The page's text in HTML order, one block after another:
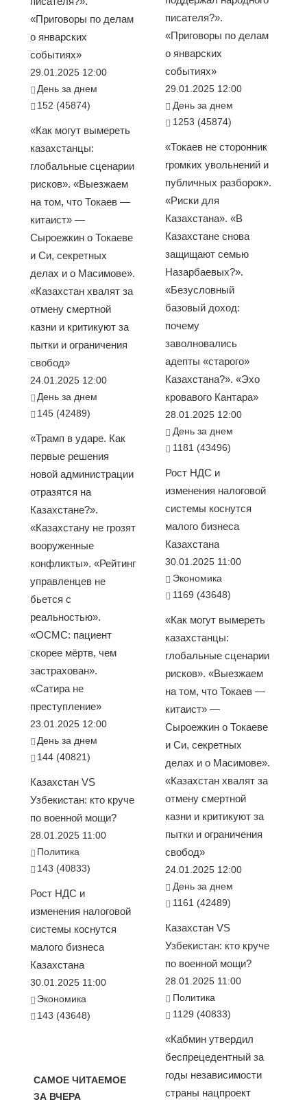
«Приговоры по делам
о январских
событиях»
29.01.2025 12:00
День за днем
152 (45874)
«Как могут вымереть
казахстанцы:
глобальные сценарии
рисков». «Выезжаем
на том, что Токаев —
китаист» —
Сыроежкин о Токаеве
и Си, секретных
делах и о Масимове».
«Казахстан хвалят за
отмену смертной
казни и критикуют за
пытки и ограничения
свобод»
24.01.2025 12:00
День за днем
145 (42489)
«Трамп в ударе. Как
первые решения
новой администрации
отразятся на
Казахстане?».
«Казахстану не грозят
вооруженные
конфликты». «Рейтинг
управленцев не
бьется с
реальностью».
«ОСМС: пациент
скорее мёртв, чем
застрахован».
«Сатира не
преступление»
23.01.2025 12:00
День за днем
144 (40821)
Казахстан VS
Узбекистан: кто круче
по военной мощи?
28.01.2025 11:00
Политика
143 (40833)
Рост НДС и
изменения налоговой
системы коснутся
малого бизнеса
Казахстана
30.01.2025 11:00
Экономика
143 (43648)
САМОЕ ЧИТАЕМОЕ
ЗА ВЧЕРА
писателя?».
«Приговоры по делам
о январских
событиях»
29.01.2025 12:00
День за днем
1253 (45874)
«Токаев не сторонник
громких увольнений и
публичных разборок».
«Риски для
Казахстана». «В
Казахстане снова
защищают семью
Назарбаевых?».
«Безусловный
базовый доход:
почему
заволновались
адепты «старого»
Казахстана?». «Эхо
кровавого Кантара»
28.01.2025 12:00
День за днем
1181 (43496)
Рост НДС и
изменения налоговой
системы коснутся
малого бизнеса
Казахстана
30.01.2025 11:00
Экономика
1169 (43648)
«Как могут вымереть
казахстанцы:
глобальные сценарии
рисков». «Выезжаем
на том, что Токаев —
китаист» —
Сыроежкин о Токаеве
и Си, секретных
делах и о Масимове».
«Казахстан хвалят за
отмену смертной
казни и критикуют за
пытки и ограничения
свобод»
24.01.2025 12:00
День за днем
1161 (42489)
Казахстан VS
Узбекистан: кто круче
по военной мощи?
28.01.2025 11:00
Политика
1129 (40833)
«Кабмин утвердил
беспрецедентный за
годы независимости
страны нацпроект